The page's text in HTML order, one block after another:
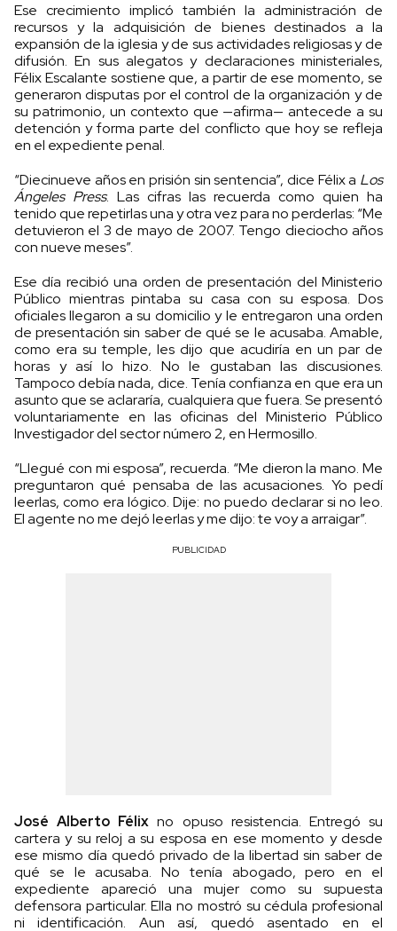
Ese crecimiento implicó también la administración de
recursos y la adquisición de bienes destinados a la
expansión de la iglesia y de sus actividades religiosas y de
difusión. En sus alegatos y declaraciones ministeriales,
Félix Escalante sostiene que, a partir de ese momento, se
generaron disputas por el control de la organización y de
su patrimonio, un contexto que —afirma— antecede a su
detención y forma parte del conflicto que hoy se refleja
en el expediente penal.
“Diecinueve años en prisión sin sentencia”, dice Félix a Los
Ángeles Press. Las cifras las recuerda como quien ha
tenido que repetirlas una y otra vez para no perderlas: “Me
detuvieron el 3 de mayo de 2007. Tengo dieciocho años
con nueve meses”.
Ese día recibió una orden de presentación del Ministerio
Público mientras pintaba su casa con su esposa. Dos
oficiales llegaron a su domicilio y le entregaron una orden
de presentación sin saber de qué se le acusaba. Amable,
como era su temple, les dijo que acudiría en un par de
horas y así lo hizo. No le gustaban las discusiones.
Tampoco debía nada, dice. Tenía confianza en que era un
asunto que se aclararía, cualquiera que fuera. Se presentó
voluntariamente en las oficinas del Ministerio Público
Investigador del sector número 2, en Hermosillo.
“Llegué con mi esposa”, recuerda. “Me dieron la mano. Me
preguntaron qué pensaba de las acusaciones. Yo pedí
leerlas, como era lógico. Dije: no puedo declarar si no leo.
El agente no me dejó leerlas y me dijo: te voy a arraigar”.
PUBLICIDAD
José Alberto Félix no opuso resistencia. Entregó su
cartera y su reloj a su esposa en ese momento y desde
ese mismo día quedó privado de la libertad sin saber de
qué se le acusaba. No tenía abogado, pero en el
expediente apareció una mujer como su supuesta
defensora particular. Ella no mostró su cédula profesional
ni identificación. Aun así, quedó asentado en el